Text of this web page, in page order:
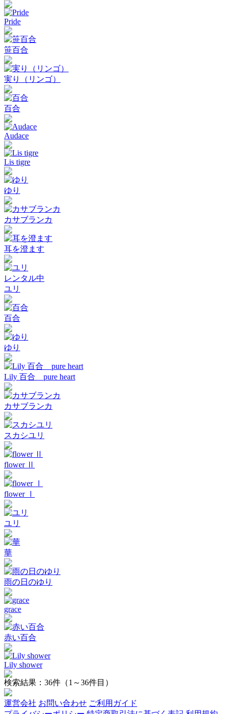
Pride
笹百合
実り（リンゴ）
百合
Audace
Lis tigre
ゆり
カサブランカ
耳を澄ます
レンタル中
ユリ
百合
ゆり
Lily 百合 pure heart
カサブランカ
スカシユリ
flower Ⅱ
flower Ⅰ
ユリ
華
雨の日のゆり
grace
赤い百合
Lily shower
検索結果： 36件（1～36件目）
運営会社 お問い合わせ ご利用ガイド